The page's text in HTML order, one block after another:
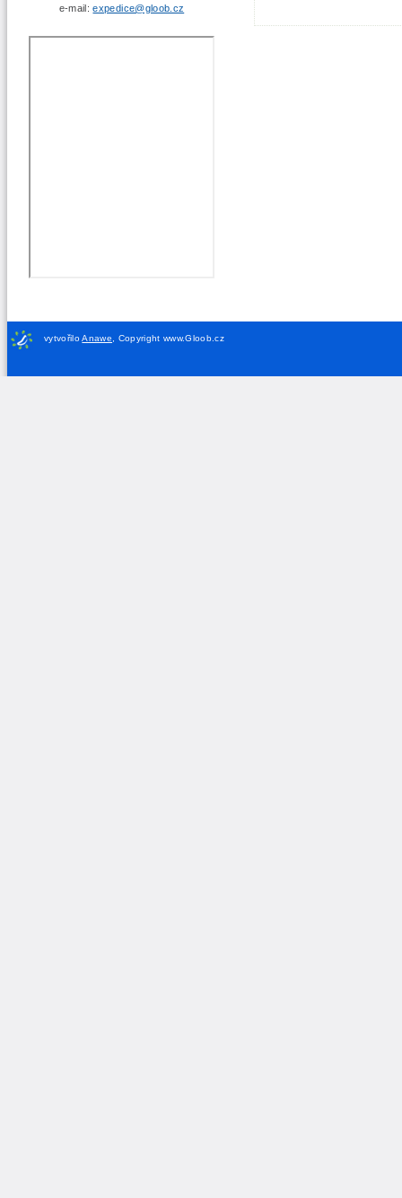
e-mail:expedice@gloob.cz
vytvořiloAnawe Copyright www.Gloob.cz